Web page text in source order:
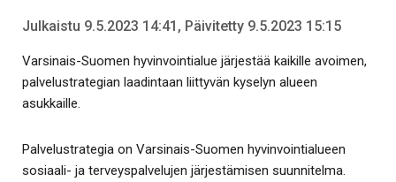
Julkaistu 9.5.2023 14:41, Päivitetty 9.5.2023 15:15
Varsinais-Suomen hyvinvointialue järjestää kaikille avoimen,
palvelustrategian laadintaan liittyvän kyselyn alueen
asukkaille.
Palvelustrategia on Varsinais-Suomen hyvinvointialueen
sosiaali- ja terveyspalvelujen järjestämisen suunnitelma.